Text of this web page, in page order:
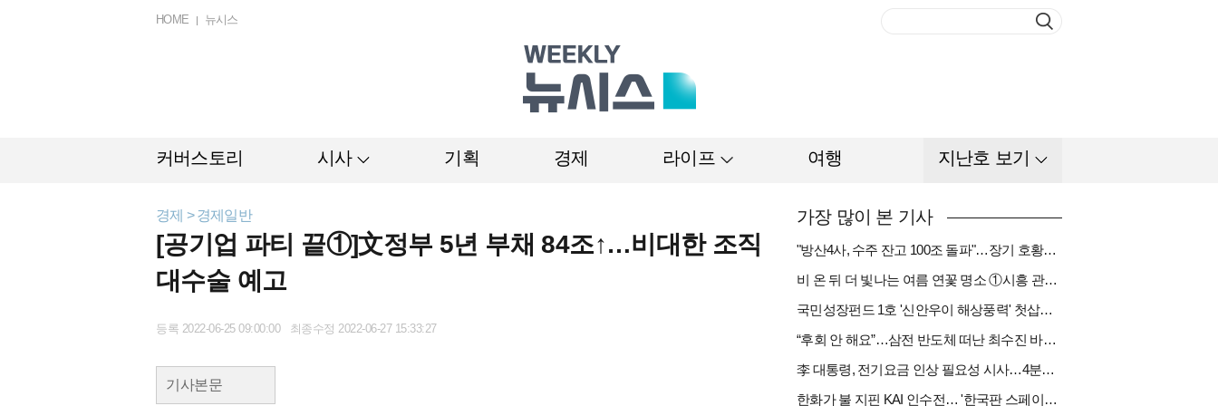
HOME 뉴시스
커버스토리 시사 기획 경제 라이프 여행 지난호 보기
경제 > 경제일반
[공기업 파티 끝①]文정부 5년 부채 84조↑…비대한 조직
대수술 예고
등록 2022-06-25 09:00:00 최종수정 2022-06-27 15:33:27
기사본문
가장 많이 본 기사
"방산4사, 수주 잔고 100조 돌파"…장기 호황기 들어섰다[다시 나는 K방산①]
비 온 뒤 더 빛나는 여름 연꽃 명소 ①시흥 관곡지
국민성장펀드 1호 '신안우이 해상풍력' 첫삽…바람소득 시동[하반기 에너지②]
“후회 안 해요”…삼전 반도체 떠난 최수진 바텐더의 ‘피어오름’[피플]
李 대통령, 전기요금 인상 필요성 시사…4분기엔 오를까
한화가 불 지핀 KAI 인수전… '한국판 스페이스X' 탄생 촉각[다시 나는 K방산③]